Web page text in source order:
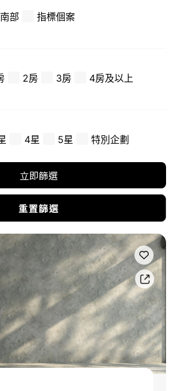
南部 指標個案
2房 3房 4房及以上
4星 5星 特別企劃
立即篩選
重置篩選